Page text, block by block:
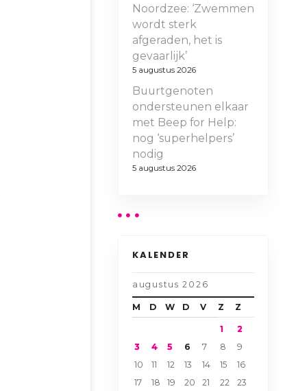
Noordzee: ‘Zwemmen
wordt sterk
afgeraden, het is
gevaarlijk’
5 augustus 2026
Buurtgenoten
ondersteunen elkaar
met Beep for Help:
nog ‘superhelpers’
nodig
5 augustus 2026
KALENDER
augustus 2026
M D W D V Z Z
1
2
3
4 5 6 7 8
9
10
11 12 13 14 15
16
17
18 19 20 21 22
23